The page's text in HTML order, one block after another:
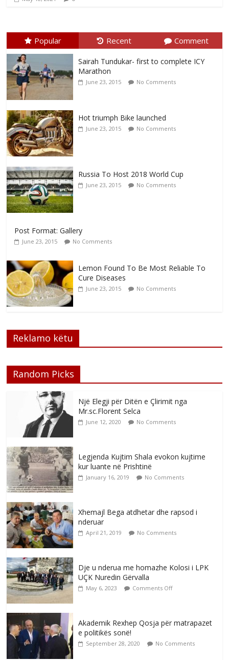
Popular Recent Comment
Sairah Tundukar- first to complete ICY
Marathon
June 23, 2015 No Comments
Hot triumph Bike launched
June 23, 2015 No Comments
Russia To Host 2018 World Cup
June 23, 2015 No Comments
Post Format: Gallery
June 23, 2015 No Comments
Lemon Found To Be Most Reliable To
Cure Diseases
June 23, 2015 No Comments
Reklamo këtu
Random Picks
Një Elegji për Ditën e Çlirimit nga
Mr.sc.Florent Selca
June 12, 2020 No Comments
Legjenda Kujtim Shala evokon kujtime
kur luante në Prishtinë
January 16, 2019 No Comments
Xhemajl Bega atdhetar dhe rapsod i
nderuar
April 21, 2019 No Comments
Dje u nderua me homazhe Kolosi i LPK
UÇK Nuredin Gërvalla
May 6, 2023 Comments Off
Akademik Rexhep Qosja për matrapazet
e politikës sonë!
September 28, 2020 No Comments